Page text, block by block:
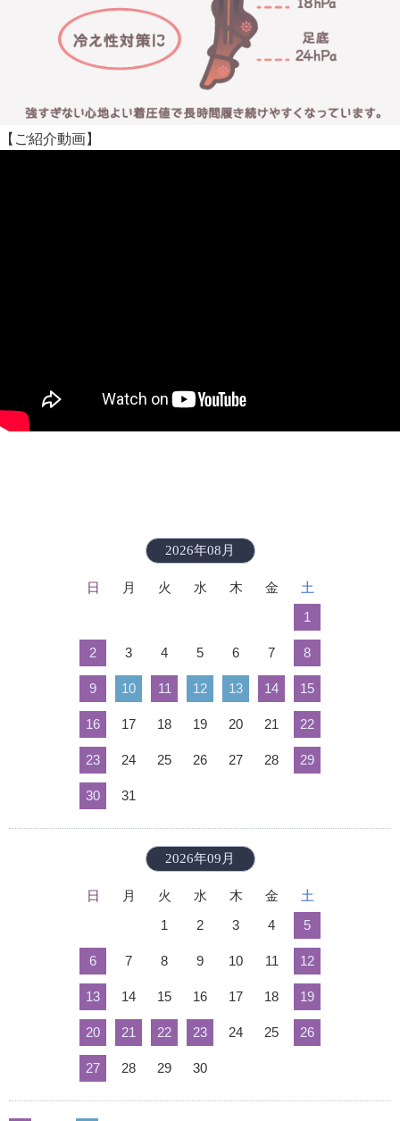
【ご紹介動画】
2026年08月
日 月 火 水 木 金
土
1
2 3 4 5 6 7 8
9 10 11 12 13 14 15
16 17 18 19 20 21 22
23 24 25 26 27 28 29
30 31
2026年09月
日 月 火 水 木 金
土
1
2 3 4 5
6 7 8 9 10 11 12
13 14 15 16 17 18 19
20 21 22 23 24 25 26
27 28 29 30